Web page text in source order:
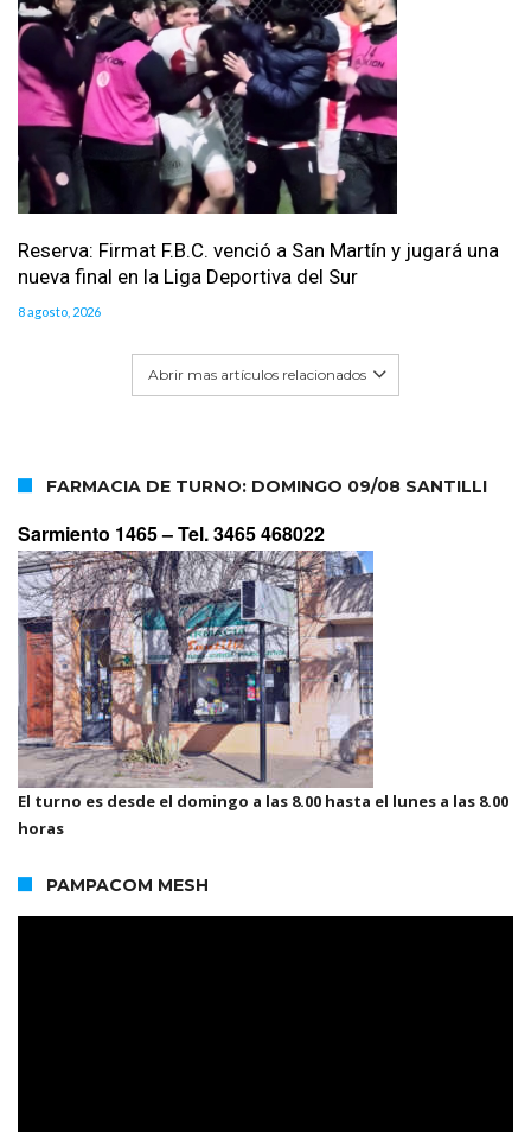
Reserva: Firmat F.B.C. venció a San Martín y jugará una
nueva final en la Liga Deportiva del Sur
8 agosto, 2026
Abrir mas artículos relacionados
FARMACIA DE TURNO: DOMINGO 09/08 SANTILLI
Sarmiento 1465 –Tel. 3465 468022
El turno es desde el domingo a las 8.00 hasta el lunes a las 8.00
horas
PAMPACOM MESH